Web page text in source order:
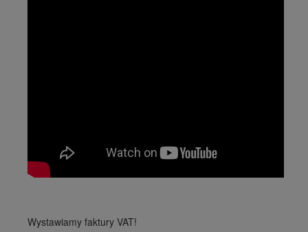
Wystawiamy faktury VAT!